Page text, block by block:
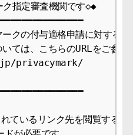
ク指定審査機関です◇◆
クの付与適格申請に対する審
ては、こちらのURLをご参照
privacymark/
ているリンク先を閲覧するに